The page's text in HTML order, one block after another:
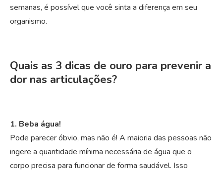
semanas, é possível que você sinta a diferença em seu
organismo.
Quais as 3 dicas de ouro para prevenir a
dor nas articulações?
1. Beba água!
Pode parecer óbvio, mas não é! A maioria das pessoas não
ingere a quantidade mínima necessária de água que o
corpo precisa para funcionar de forma saudável. Isso